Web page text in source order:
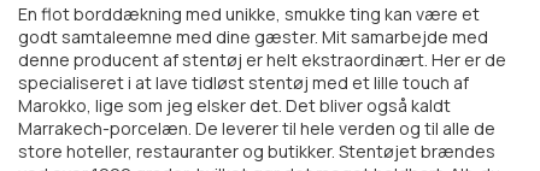
En flot borddækning med unikke, smukke ting kan være et
godt samtaleemne med dine gæster. Mit samarbejde med
denne producent af stentøj er helt ekstraordinært. Her er de
specialiseret i at lave tidløst stentøj med et lille touch af
Marokko, lige som jeg elsker det. Det bliver også kaldt
Marrakech-porcelæn. De leverer til hele verden og til alle de
store hoteller, restauranter og butikker. Stentøjet brændes